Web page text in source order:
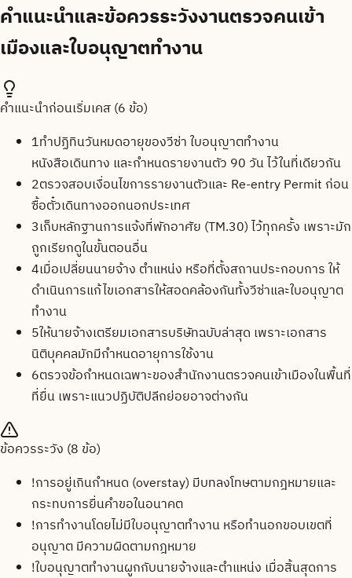
คำแนะนำและข้อควรระวังงานตรวจคนเข้า
เมืองและใบอนุญาตทำงาน
คำแนะนำก่อนเริ่มเคส (6 ข้อ)
1ทำปฏิทินวันหมดอายุของวีซ่า ใบอนุญาตทำงาน
หนังสือเดินทาง และกำหนดรายงานตัว 90 วัน ไว้ในที่เดียวกัน
2ตรวจสอบเงื่อนไขการรายงานตัวและ Re-entry Permit ก่อน
ซื้อตั๋วเดินทางออกนอกประเทศ
3เก็บหลักฐานการแจ้งที่พักอาศัย (TM.30) ไว้ทุกครั้ง เพราะมัก
ถูกเรียกดูในขั้นตอนอื่น
4เมื่อเปลี่ยนนายจ้าง ตำแหน่ง หรือที่ตั้งสถานประกอบการ ให้
ดำเนินการแก้ไขเอกสารให้สอดคล้องกันทั้งวีซ่าและใบอนุญาต
ทำงาน
5ให้นายจ้างเตรียมเอกสารบริษัทฉบับล่าสุด เพราะเอกสาร
นิติบุคคลมักมีกำหนดอายุการใช้งาน
6ตรวจข้อกำหนดเฉพาะของสำนักงานตรวจคนเข้าเมืองในพื้นที่
ที่ยื่น เพราะแนวปฏิบัติปลีกย่อยอาจต่างกัน
ข้อควรระวัง (8 ข้อ)
!การอยู่เกินกำหนด (overstay) มีบทลงโทษตามกฎหมายและ
กระทบการยื่นคำขอในอนาคต
!การทำงานโดยไม่มีใบอนุญาตทำงาน หรือทำนอกขอบเขตที่
อนุญาต มีความผิดตามกฎหมาย
!ใบอนุญาตทำงานผูกกับนายจ้างและตำแหน่ง เมื่อสิ้นสุดการ